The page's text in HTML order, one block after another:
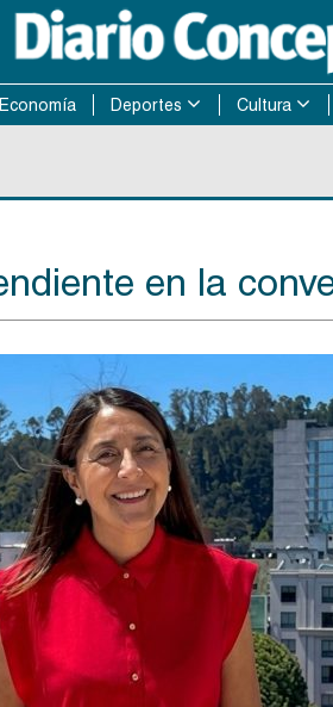
Economía Deportes Cultura
en la